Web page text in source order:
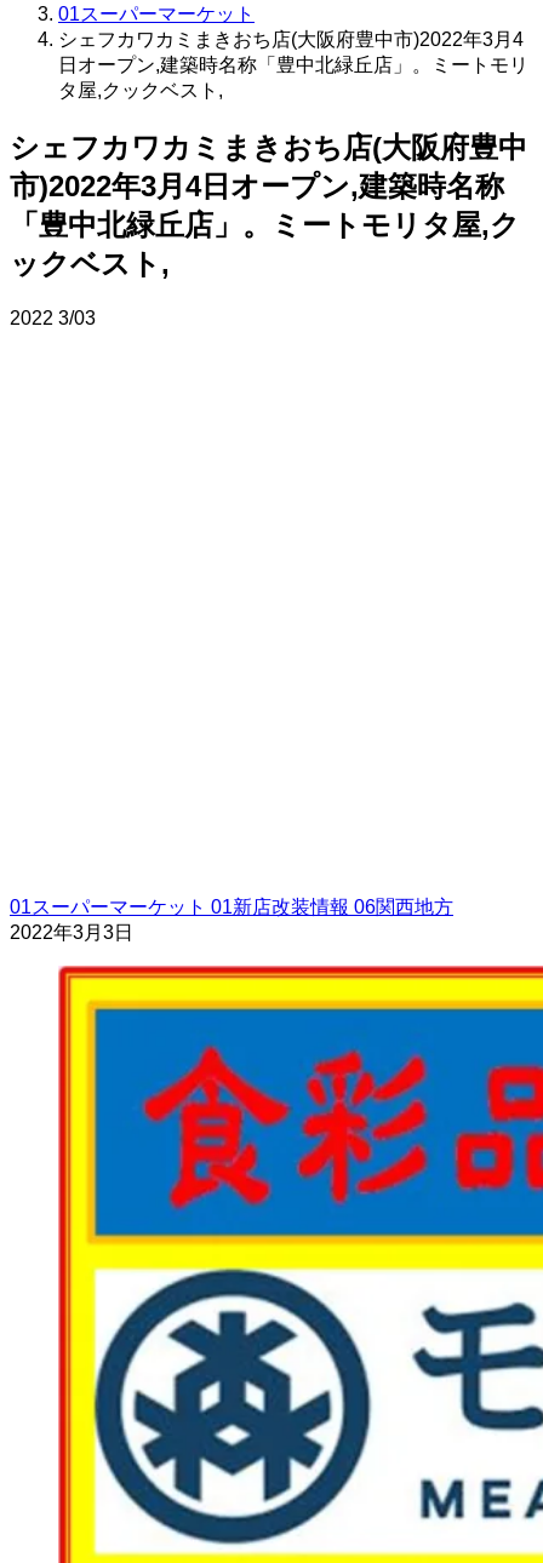
01スーパーマーケット
シェフカワカミまきおち店(大阪府豊中市)2022年3月4
日オープン,建築時名称「豊中北緑丘店」。ミートモリ
タ屋,クックベスト,
シェフカワカミまきおち店(大阪府豊中
市)2022年3月4日オープン,建築時名称
「豊中北緑丘店」。ミートモリタ屋,ク
ックベスト,
2022 3/03
01スーパーマーケット 01新店改装情報 06関西地方
2022年3月3日